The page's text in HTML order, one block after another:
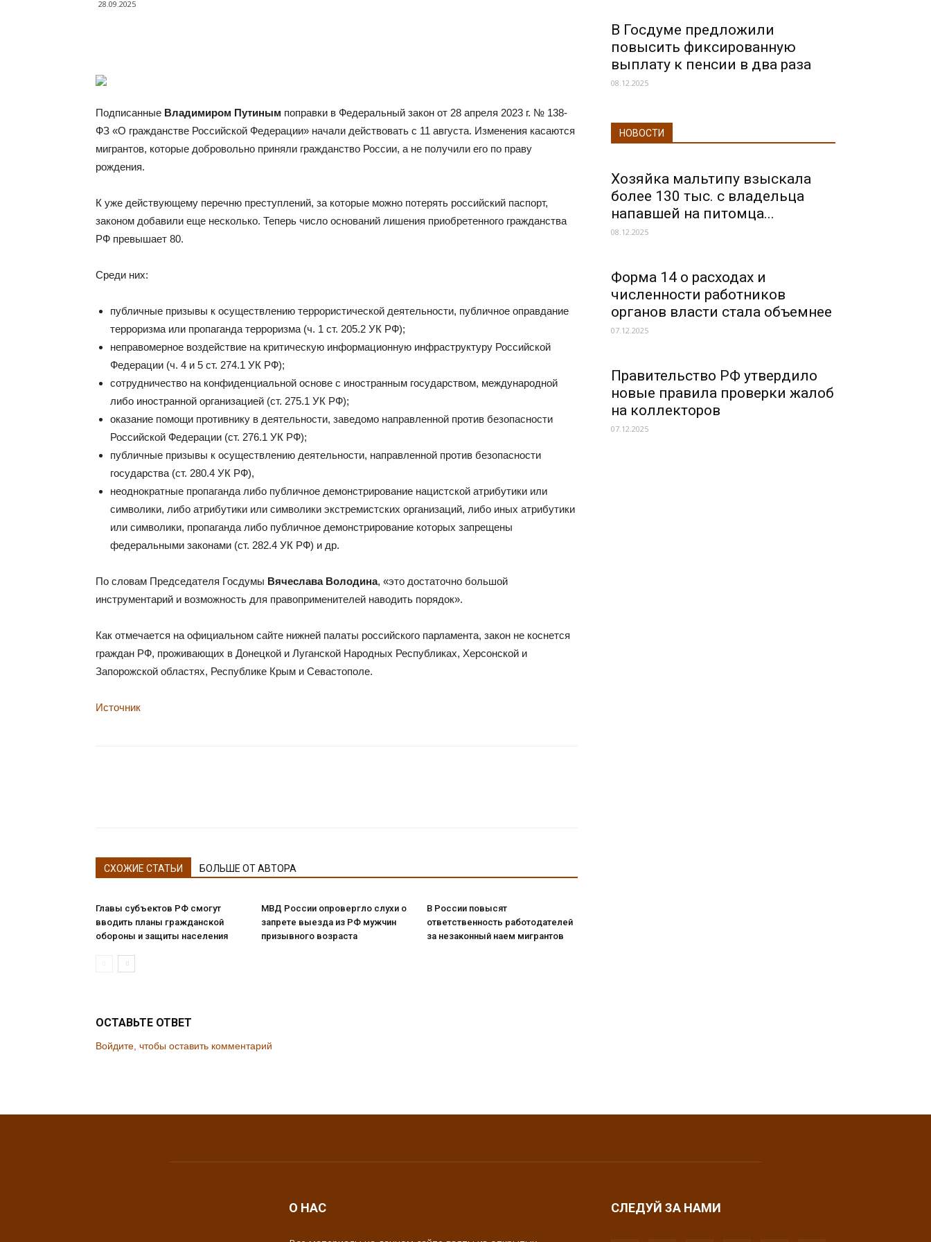
28.09.2025
Подписанные Владимиром Путиным поправки в Федеральный закон от 28 апреля 2023 г. № 138-
ФЗ «О гражданстве Российской Федерации» начали действовать с 11 августа. Изменения касаются
мигрантов, которые добровольно приняли гражданство России, а не получили его по праву
рождения.
К уже действующему перечню преступлений, за которые можно потерять российский паспорт,
законом добавили еще несколько. Теперь число оснований лишения приобретенного гражданства
РФ превышает 80.
Среди них:
публичные призывы к осуществлению террористической деятельности, публичное оправдание
терроризма или пропаганда терроризма (ч. 1 ст. 205.2 УК РФ);
неправомерное воздействие на критическую информационную инфраструктуру Российской
Федерации (ч. 4 и 5 ст. 274.1 УК РФ);
сотрудничество на конфиденциальной основе с иностранным государством, международной
либо иностранной организацией (ст. 275.1 УК РФ);
оказание помощи противнику в деятельности, заведомо направленной против безопасности
Российской Федерации (ст. 276.1 УК РФ);
публичные призывы к осуществлению деятельности, направленной против безопасности
государства (ст. 280.4 УК РФ),
неоднократные пропаганда либо публичное демонстрирование нацистской атрибутики или
символики, либо атрибутики или символики экстремистских организаций, либо иных атрибутики
или символики, пропаганда либо публичное демонстрирование которых запрещены
федеральными законами (ст. 282.4 УК РФ) и др.
По словам Председателя Госдумы Вячеслава Володина, «это достаточно большой
инструментарий и возможность для правоприменителей наводить порядок».
Как отмечается на официальном сайте нижней палаты российского парламента, закон не коснется
граждан РФ, проживающих в Донецкой и Луганской Народных Республиках, Херсонской и
Запорожской областях, Республике Крым и Севастополе.
Источник
СХОЖИЕ СТАТЬИ БОЛЬШЕ ОТ АВТОРА
Главы субъектов РФ смогут
вводить планы гражданской
обороны и защиты населения
МВД России опровергло слухи о
запрете выезда из РФ мужчин
призывного возраста
В России повысят
ответственность работодателей
за незаконный наем мигрантов
ОСТАВЬТЕ ОТВЕТ
Войдите, чтобы оставить комментарий
В Госдуме предложили
повысить фиксированную
выплату к пенсии в два раза
08.12.2025
НОВОСТИ
Хозяйка мальтипу взыскала
более 130 тыс. с владельца
напавшей на питомца...
08.12.2025
Форма 14 о расходах и
численности работников
органов власти стала объемнее
07.12.2025
Правительство РФ утвердило
новые правила проверки жалоб
на коллекторов
07.12.2025
О НАС СЛЕДУЙ ЗА НАМИ